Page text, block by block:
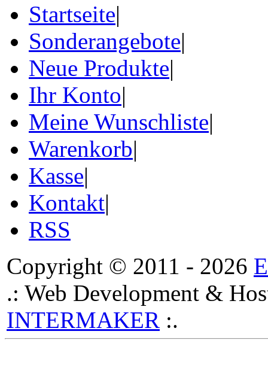
Startseite|
Sonderangebote|
Neue Produkte|
Ihr Konto|
Meine Wunschliste|
Warenkorb|
Kasse|
Kontakt|
RSS
Copyright © 2011 - 2026
.: Web Development &
INTERMAKER :.